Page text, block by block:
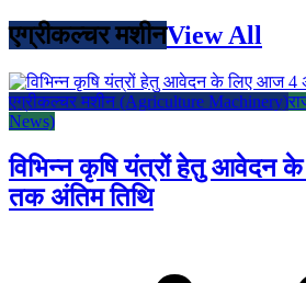
एग्रीकल्चर मशीनView All
एग्रीकल्चर मशीन (Agriculture Machinery)
News)
विभिन्न कृषि यंत्रों हेतु आवेदन
तक अंतिम तिथि